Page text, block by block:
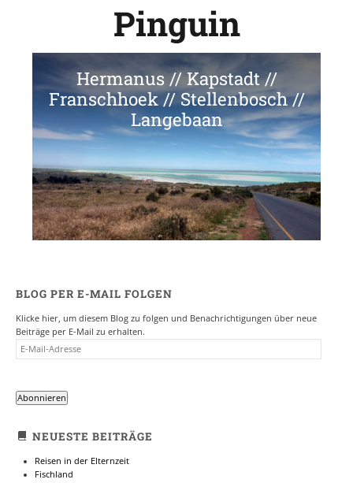
Pinguin
Hermanus // Kapstadt //
Franschhoek // Stellenbosch //
Langebaan
BLOG PER E-MAIL FOLGEN
Klicke hier, um diesem Blog zu folgen und Benachrichtigungen über neue
Beiträge per E-Mail zu erhalten.
E-
MAIL-
Abonnieren
NEUESTE BEITRÄGE
Reisen in der Elternzeit
Fischland